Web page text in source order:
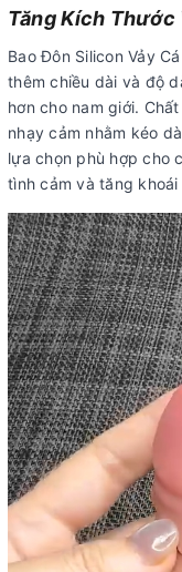
Tăng Kích Thước
Bao Đôn Silicon Vảy
thêm chiều dài và độ
hơn cho nam giới.
nhạy cảm nhằm kéo
lựa chọn phù hợp cho
tình cảm và tăng khoái